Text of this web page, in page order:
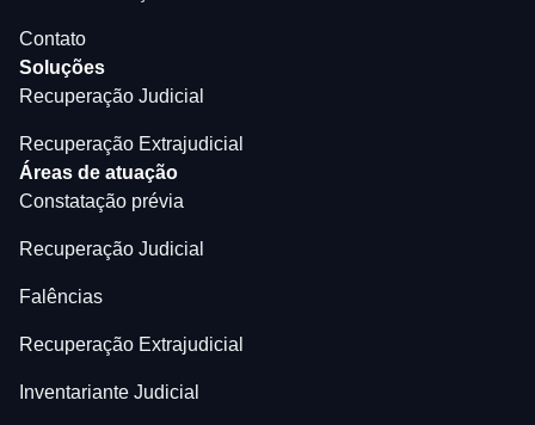
Contato
Soluções
Recuperação Judicial
Recuperação Extrajudicial
Áreas de atuação
Constatação prévia
Recuperação Judicial
Falências
Recuperação Extrajudicial
Inventariante Judicial